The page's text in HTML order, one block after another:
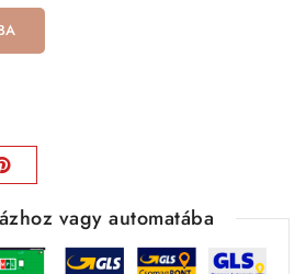
vagy automatába